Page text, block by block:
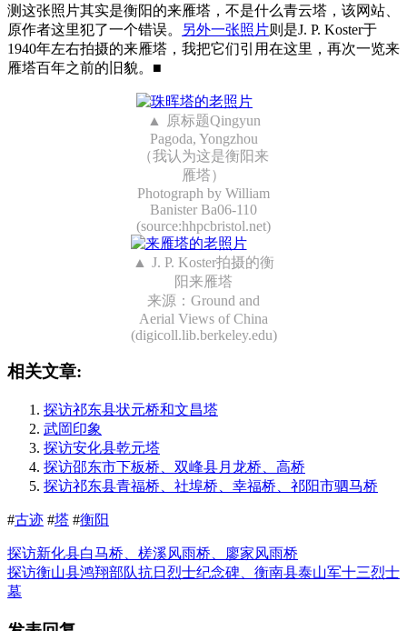
测这张照片其实是衡阳的来雁塔，不是什么青云塔，该网站、
原作者这里犯了一个错误。
另外一张照片则是J. P. Koster于
1940年左右拍摄的来雁塔，我把它们引用在这里，再次一览来
雁塔百年之前的旧貌。■
原标题Qingyun
Pagoda, Yongzhou
（我认为这是衡阳来
雁塔）
Photograph by William
Banister Ba06-110
(source:hhpcbristol.net)
J. P. Koster拍摄的衡
阳来雁塔
来源：Ground and
Aerial Views of China
(digicoll.lib.berkeley.edu)
相关文章:
探访祁东县状元桥和文昌塔
武岡印象
探访安化县乾元塔
探访邵东市下板桥、双峰县月龙桥、高桥
探访祁东县青福桥、社埠桥、幸福桥、祁阳市驷马桥
#古迹 #塔 #衡阳
探访新化县白马桥、槎溪风雨桥、廖家风雨桥
探访衡山县鸿翔部队抗日烈士纪念碑、衡南县泰山军十三烈士
墓